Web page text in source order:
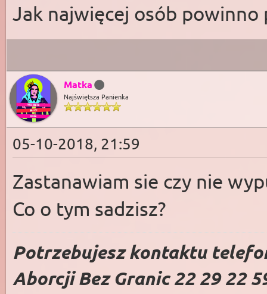
Jak najwięcej osób powinno
Matka
Najświętsza Panienka
05-10-2018, 21:59
Zastanawiam sie czy nie
Co o tym sadzisz?
Potrzebujesz kontaktu
Aborcji Bez Granic 22 29 22